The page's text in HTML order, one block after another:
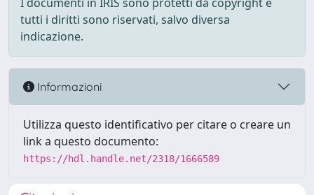
tutti i diritti sono riservati, salvo diversa
indicazione.
Informazioni
Utilizza questo identificativo per citare o creare un
link a questo documento:
https://hdl.handle.net/2318/1666589